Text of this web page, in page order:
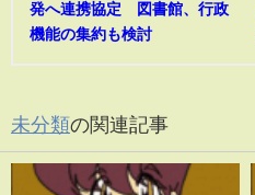
発へ連携協定 図書館、行政
機能の集約も検討
未分類の関連記事